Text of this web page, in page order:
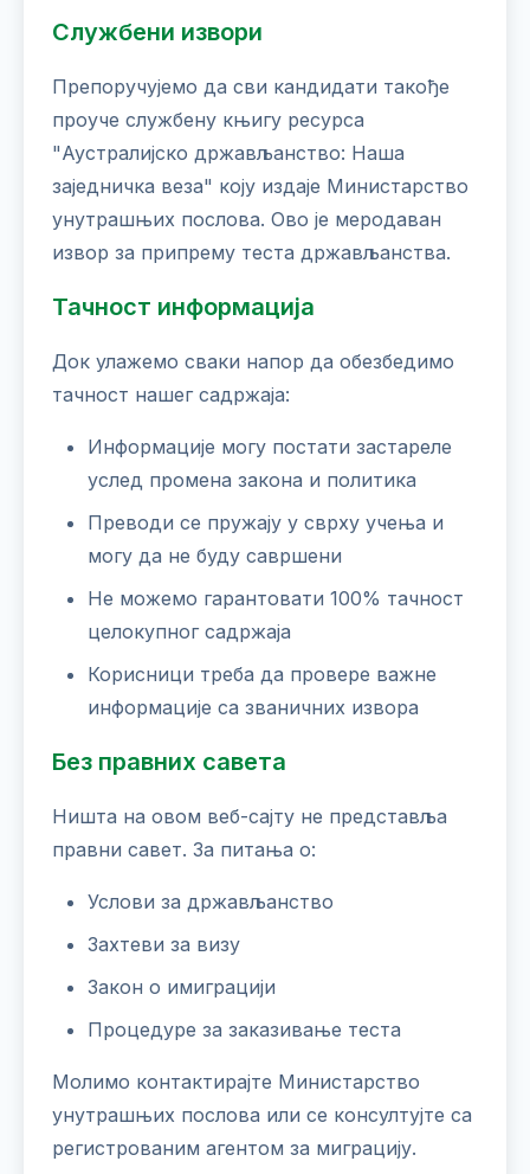
Службени извори
Препоручујемо да сви кандидати такође
проуче службену књигу ресурса
"Аустралијско држављанство: Наша
заједничка веза" коју издаје Министарство
унутрашњих послова. Ово је меродаван
извор за припрему теста држављанства.
Тачност информација
Док улажемо сваки напор да обезбедимо
тачност нашег садржаја:
Информације могу постати застареле
услед промена закона и политика
Преводи се пружају у сврху учења и
могу да не буду савршени
Не можемо гарантовати 100% тачност
целокупног садржаја
Корисници треба да провере важне
информације са званичних извора
Без правних савета
Ништа на овом веб-сајту не представља
правни савет. За питања о:
Услови за држављанство
Захтеви за визу
Закон о имиграцији
Процедуре за заказивање теста
Молимо контактирајте Министарство
унутрашњих послова или се консултујте са
регистрованим агентом за миграцију.